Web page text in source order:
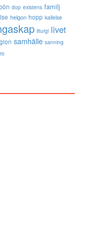
dop existens familj
helgon hopp kallelse
liturgi livet
samhälle sanning